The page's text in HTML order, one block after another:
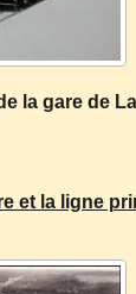
la gare de
et la ligne